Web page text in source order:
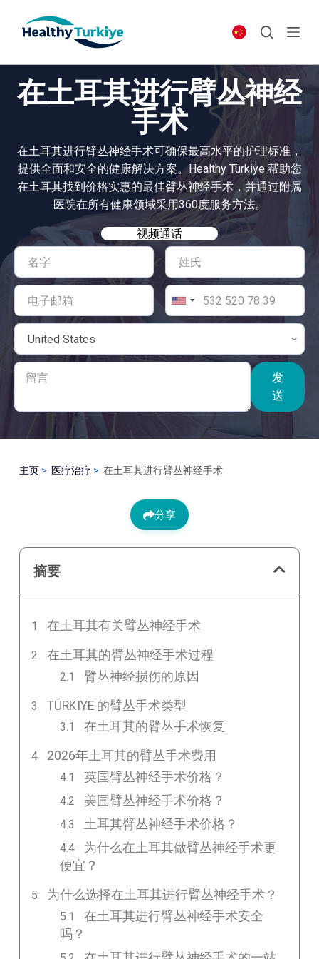
p
n
e
在土耳其进行臂丛神经
手术
在土耳其进行臂丛神经手术可确保最高水平的护理标准，
提供全面和安全的健康解决方案。Healthy Türkiye 帮助您
在土耳其找到价格实惠的最佳臂丛神经手术，并通过附属
医院在所有健康领域采用360度服务方法。
视频通话
发
送
主页 医疗治疗 在土耳其进行臂丛神经手术
分享
摘要
在土耳其有关臂丛神经手术
在土耳其的臂丛神经手术过程
臂丛神经损伤的原因
TÜRKIYE 的臂丛手术类型
在土耳其的臂丛手术恢复
2026年土耳其的臂丛手术费用
英国臂丛神经手术价格？
美国臂丛神经手术价格？
土耳其臂丛神经手术价格？
为什么在土耳其做臂丛神经手术更
便宜？
为什么选择在土耳其进行臂丛神经手术？
在土耳其进行臂丛神经手术安全
吗？